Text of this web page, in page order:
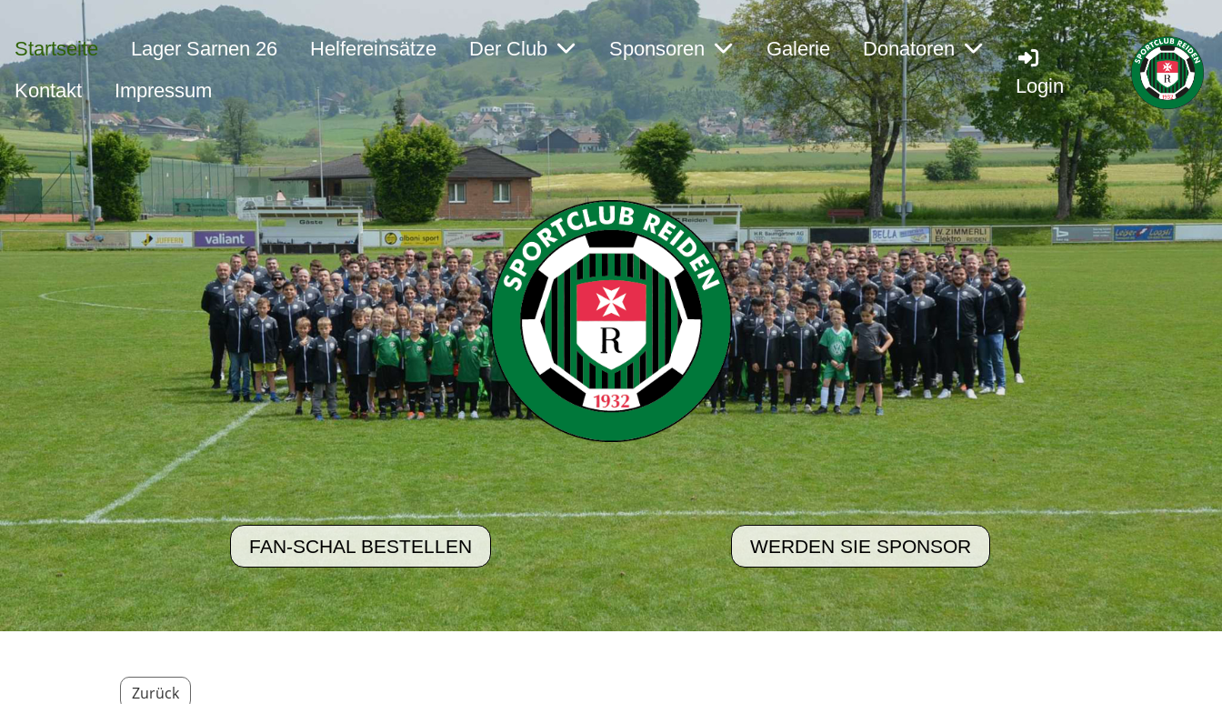
Startseite Lager Sarnen 26 Helfereinsätze Der Club Sponsoren Galerie
Donatoren
Kontakt
Impressum Login
FAN-SCHAL BESTELLEN WERDEN SIE SPONSOR
Zurück